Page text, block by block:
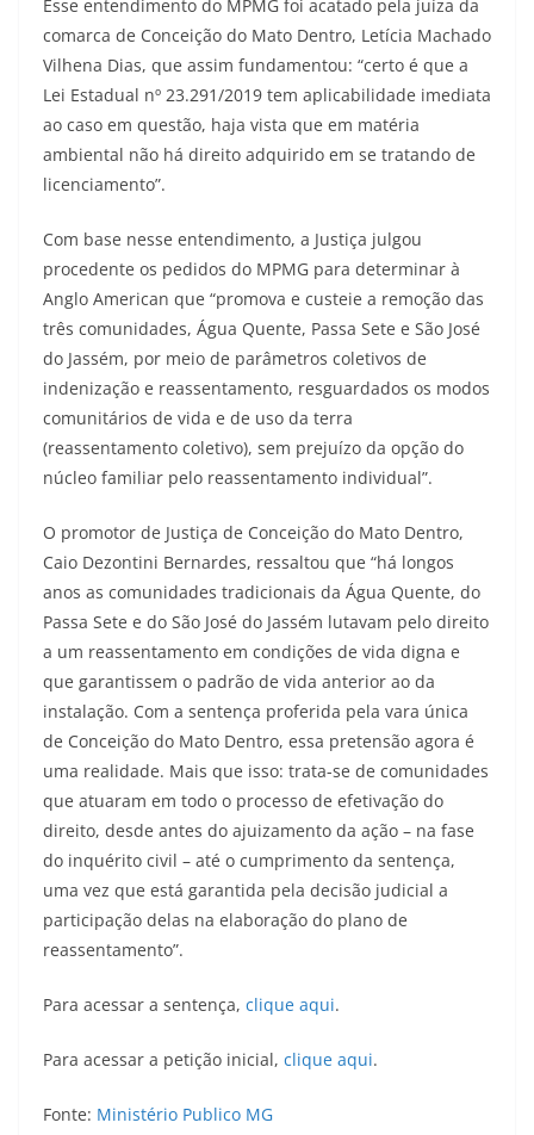
Esse entendimento do MPMG foi acatado pela juíza da
comarca de Conceição do Mato Dentro, Letícia Machado
Vilhena Dias, que assim fundamentou: “certo é que a
Lei Estadual nº 23.291/2019 tem aplicabilidade imediata
ao caso em questão, haja vista que em matéria
ambiental não há direito adquirido em se tratando de
licenciamento”.
Com base nesse entendimento, a Justiça julgou
procedente os pedidos do MPMG para determinar à
Anglo American que “promova e custeie a remoção das
três comunidades, Água Quente, Passa Sete e São José
do Jassém, por meio de parâmetros coletivos de
indenização e reassentamento, resguardados os modos
comunitários de vida e de uso da terra
(reassentamento coletivo), sem prejuízo da opção do
núcleo familiar pelo reassentamento individual”.
O promotor de Justiça de Conceição do Mato Dentro,
Caio Dezontini Bernardes, ressaltou que “há longos
anos as comunidades tradicionais da Água Quente, do
Passa Sete e do São José do Jassém lutavam pelo direito
a um reassentamento em condições de vida digna e
que garantissem o padrão de vida anterior ao da
instalação. Com a sentença proferida pela vara única
de Conceição do Mato Dentro, essa pretensão agora é
uma realidade. Mais que isso: trata-se de comunidades
que atuaram em todo o processo de efetivação do
direito, desde antes do ajuizamento da ação – na fase
do inquérito civil – até o cumprimento da sentença,
uma vez que está garantida pela decisão judicial a
participação delas na elaboração do plano de
reassentamento”.
Para acessar a sentença, clique aqui.
Para acessar a petição inicial, clique aqui.
Fonte: Ministério Publico MG